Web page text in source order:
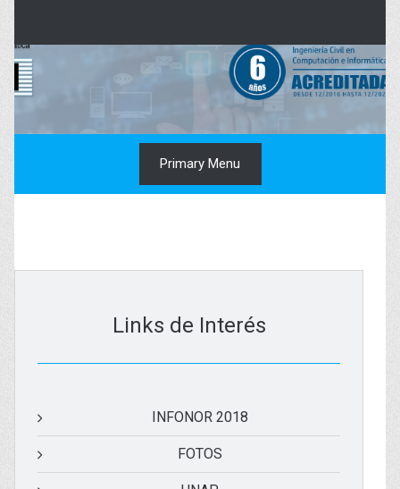
content
Primary Menu
Links de Interés
INFONOR 2018
FOTOS